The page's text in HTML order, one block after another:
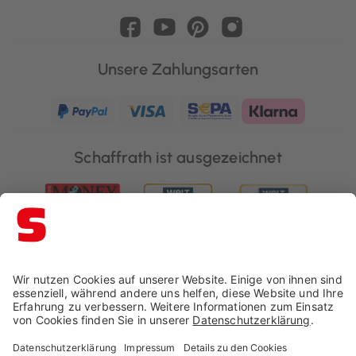
Unsere Zahlungsarten
Schaffrath ist ausgezeichnet